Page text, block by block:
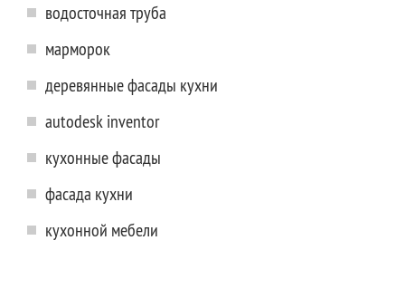
водосточная труба
марморок
деревянные фасады кухни
autodesk inventor
кухонные фасады
фасада кухни
кухонной мебели